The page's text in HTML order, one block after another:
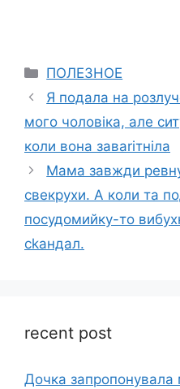
Categories
ПОЛЕЗНОЕ
Я подала на
мого чоловіка, але
коли вона заваrітніла
Мама завжди
свекрухи. А коли та
посудомийку-то
сkандал.
recent post
Дочка запpопонувала